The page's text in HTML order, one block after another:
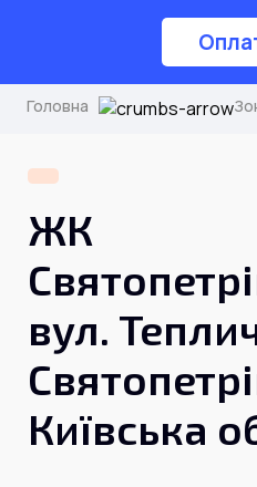
Для дому
Головна
Головна
ЖК
вул.
Київська